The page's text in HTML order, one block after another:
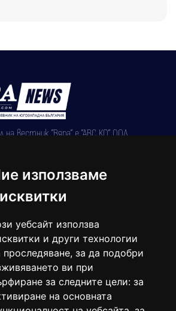
използваме
уебсайт използва
и други технологии
проследяване, за да подобри
ви при
за следните цели: за
на основната
вестник "Вяра" е "АВС КО" ООД,
година.
Ботев" 43
абонаменти